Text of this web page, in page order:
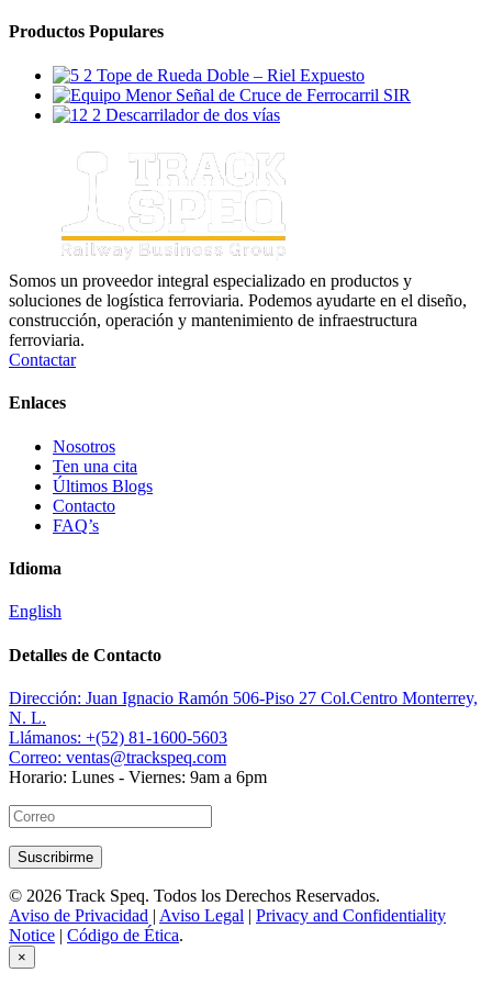
Productos Populares
Tope de Rueda Doble – Riel Expuesto
Señal de Cruce de Ferrocarril SIR
Descarrilador de dos vías
Somos un proveedor integral especializado en productos y
soluciones de logística ferroviaria. Podemos ayudarte en el diseño,
construcción, operación y mantenimiento de infraestructura
ferroviaria.
Contactar
Enlaces
Nosotros
Ten una cita
Últimos Blogs
Contacto
FAQ’s
Idioma
English
Detalles de Contacto
Dirección: Juan Ignacio Ramón 506-Piso 27 Col.Centro Monterrey,
N. L.
Llámanos: +(52) 81-1600-5603
Correo: ventas@trackspeq.com
Horario: Lunes - Viernes: 9am a 6pm
© 2026 Track Speq. Todos los Derechos Reservados.
Aviso de Privacidad | Aviso Legal | Privacy and Confidentiality
Notice | Código de Ética.
×